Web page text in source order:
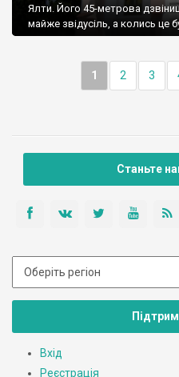
Ялти. Його 45-метрова
майже звідусіль, а колись це
1 2 3
Станьте
Вхід
Реєстрація